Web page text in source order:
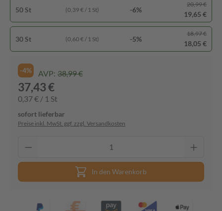
50 St (0,39 € / 1 St) -6%
20,99 €
19,65 €
30 St (0,60 € / 1 St) -5%
18,97 €
18,05 €
-4% AVP: 38,99 €
37,43 €
0,37 € / 1 St
sofort lieferbar
Preise inkl. MwSt. ggf. zzgl. Versandkosten
In den Warenkorb